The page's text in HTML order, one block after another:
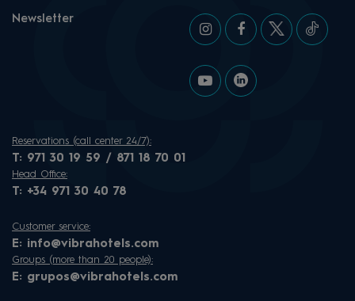
Newsletter
Reservations (call center 24/7):
T: 971 30 19 59 / 871 18 70 01
Head Office:
T: +34 971 30 40 78
Customer service:
E: info@vibrahotels.com
Groups (more than 20 people):
E: grupos@vibrahotels.com